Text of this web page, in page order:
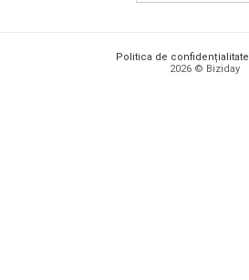
Politica de confidențialitate
2026 © Biziday